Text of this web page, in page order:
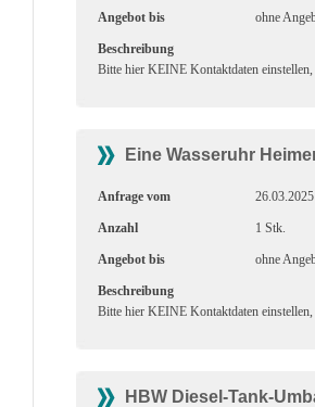
Angebot bis ohne
Beschreibung
Bitte hier KEINE Kontaktdaten
Eine Wasseruhr
Anfrage vom 26.03.2025
Anzahl 1 Stk.
Angebot bis ohne
Beschreibung
Bitte hier KEINE Kontaktdaten
HBW Diesel-Tank-